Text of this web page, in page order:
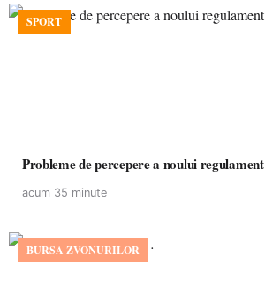
SPORT
Probleme de percepere a noului regulament
acum 35 minute
BURSA ZVONURILOR